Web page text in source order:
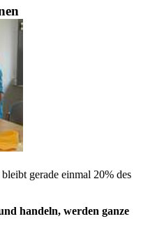
gerade einmal 20% des
handeln, werden ganze